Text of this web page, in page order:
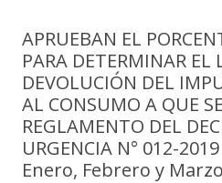
APRUEBAN EL
PARA DETERMINAR
DEVOLUCIÓN DEL
AL CONSUMO A QUE
REGLAMENTO DEL
URGENCIA N° 012-
Enero, Febrero y